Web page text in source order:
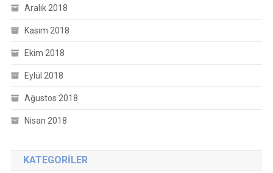
Aralık 2018
Kasım 2018
Ekim 2018
Eylül 2018
Ağustos 2018
Nisan 2018
KATEGORILER